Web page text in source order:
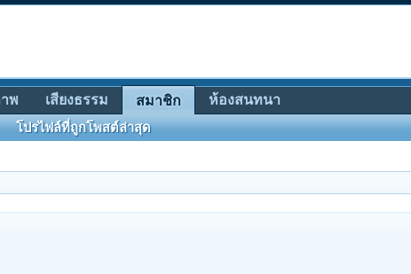
พ เสียงธรรม สมาชิก
โปรไฟล์ที่ถูกโพสต์ล่าสุด
ห้องสนทนา